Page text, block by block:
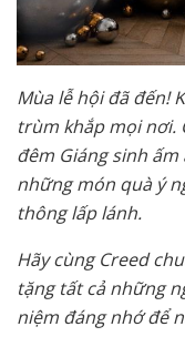
Mùa lễ hội đã đến!
trùm khắp mọi nơi.
đêm Giáng sinh
những món quà ý
thông lấp lánh.
Hãy cùng Creed
tặng tất cả những
niệm đáng nhớ để